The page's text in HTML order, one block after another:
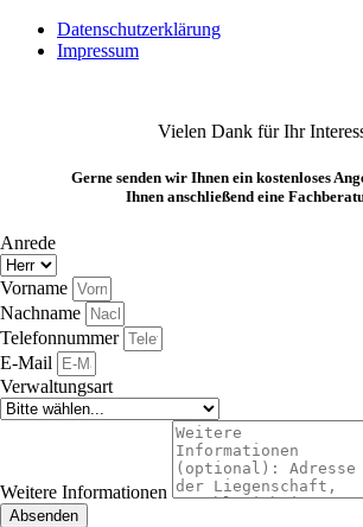
Datenschutzerklärung
Impressum
Vielen Dank für Ihr
Gerne senden wir Ihnen ein kostenloses
Ihnen anschließend eine
Anrede
Vorname
Nachname
Telefonnummer
E-Mail
Verwaltungsart
Weitere Informationen
Absenden